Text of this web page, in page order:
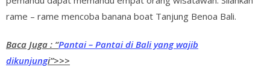
rame – rame mencoba banana boat Tanjung Benoa Bali.
Baca Juga : “Pantai – Pantai di Bali yang wajib
dikunjungi”>>>